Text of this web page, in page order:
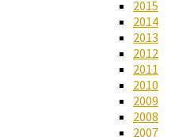
2015
2014
2013
2012
2011
2010
2009
2008
2007